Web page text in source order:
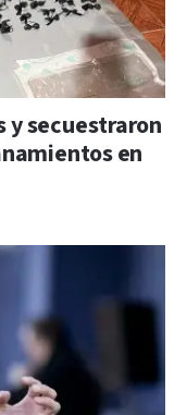
y secuestraron
en